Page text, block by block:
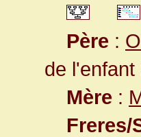
Père :
de l'enfant
Mère :
Freres/